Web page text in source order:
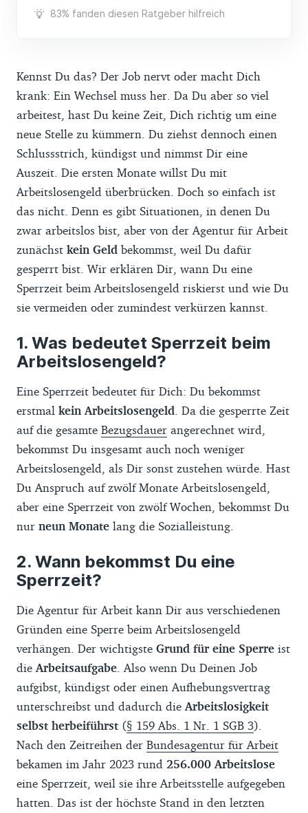
83% fanden diesen Ratgeber hilfreich
Kennst Du das? Der Job nervt oder macht Dich
krank: Ein Wechsel muss her. Da Du aber so viel
arbeitest, hast Du keine Zeit, Dich richtig um eine
neue Stelle zu kümmern. Du ziehst dennoch einen
Schlussstrich, kündigst und nimmst Dir eine
Auszeit. Die ersten Monate willst Du mit
Arbeitslosengeld überbrücken. Doch so einfach ist
das nicht. Denn es gibt Situationen, in denen Du
zwar arbeitslos bist, aber von der Agentur für Arbeit
zunächst kein Geld bekommst, weil Du dafür
gesperrt bist. Wir erklären Dir, wann Du eine
Sperrzeit beim Arbeitslosengeld riskierst und wie Du
sie vermeiden oder zumindest verkürzen kannst.
Was bedeutet Sperrzeit beim
Arbeitslosengeld?
Eine Sperrzeit bedeutet für Dich: Du bekommst
erstmal kein Arbeitslosengeld . Da die gesperrte Zeit
auf die gesamte Bezugsdauer angerechnet wird,
bekommst Du insgesamt auch noch weniger
Arbeitslosengeld, als Dir sonst zustehen würde. Hast
Du Anspruch auf zwölf Monate Arbeitslosengeld,
aber eine Sperrzeit von zwölf Wochen, bekommst Du
nur neun Monate lang die Sozialleistung.
Wann bekommst Du eine
Sperrzeit?
Die Agentur für Arbeit kann Dir aus verschiedenen
Gründen eine Sperre beim Arbeitslosengeld
verhängen. Der wichtigste Grund für eine Sperre ist
die Arbeitsaufgabe . Also wenn Du Deinen Job
aufgibst, kündigst oder einen Aufhebungsvertrag
unterschreibst und dadurch die Arbeitslosigkeit
selbst herbeiführst (§ 159 Abs. 1 Nr. 1 SGB 3).
Nach den Zeitreihen der Bundesagentur für Arbeit
bekamen im Jahr 2023 rund 256.000 Arbeitslose
eine Sperrzeit, weil sie ihre Arbeitsstelle aufgegeben
hatten. Das ist der höchste Stand in den letzten